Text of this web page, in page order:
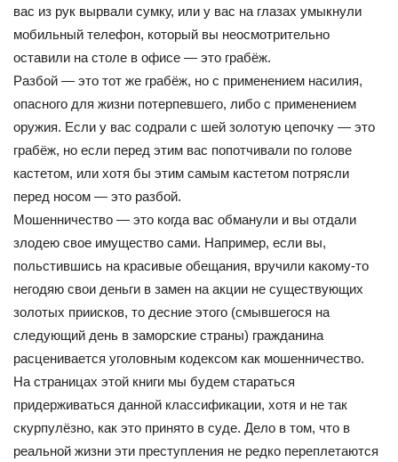
вас из рук вырвали сумку, или у вас на глазах умыкнули
мобильный телефон, который вы неосмотрительно
оставили на столе в офисе — это грабёж.
Разбой — это тот же грабёж, но с применением насилия,
опасного для жизни потерпевшего, либо с применением
оружия. Если у вас содрали с шей золотую цепочку — это
грабёж, но если перед этим вас попотчивали по голове
кастетом, или хотя бы этим самым кастетом потрясли
перед носом — это разбой.
Мошенничество — это когда вас обманули и вы отдали
злодею свое имущество сами. Например, если вы,
польстившись на красивые обещания, вручили какому-то
негодяю свои деньги в замен на акции не существующих
золотых приисков, то десние этого (смывшегося на
следующий день в заморские страны) гражданина
расценивается уголовным кодексом как мошенничество.
На страницах этой книги мы будем стараться
придерживаться данной классификации, хотя и не так
скурпулёзно, как это принято в суде. Дело в том, что в
реальной жизни эти преступления не редко переплетаются